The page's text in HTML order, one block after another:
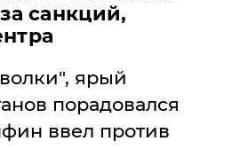
санкций,
ярый
порадовался
ввел против